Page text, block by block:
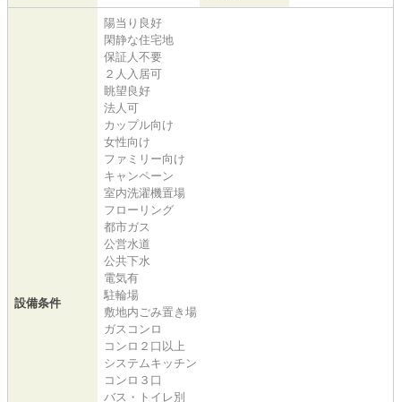
設備条件
陽当り良好
閑静な住宅地
保証人不要
２人入居可
眺望良好
法人可
カップル向け
女性向け
ファミリー向け
キャンペーン
室内洗濯機置場
フローリング
都市ガス
公営水道
公共下水
電気有
駐輪場
敷地内ごみ置き場
ガスコンロ
コンロ２口以上
システムキッチン
コンロ３口
バス・トイレ別